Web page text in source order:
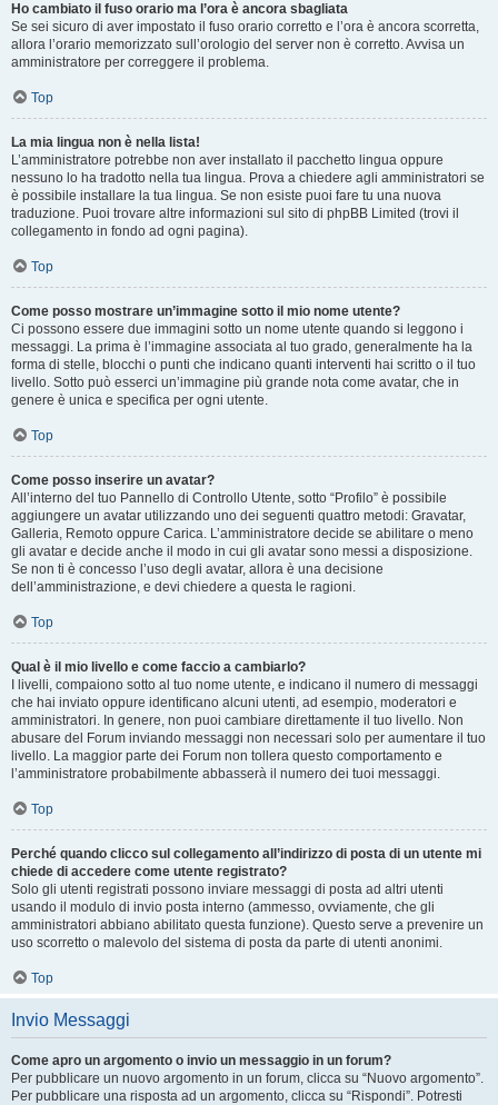
Ho cambiato il fuso orario ma l’ora è ancora sbagliata
Se sei sicuro di aver impostato il fuso orario corretto e l’ora è ancora scorretta,
allora l’orario memorizzato sull’orologio del server non è corretto. Avvisa un
amministratore per correggere il problema.
Top
La mia lingua non è nella lista!
L’amministratore potrebbe non aver installato il pacchetto lingua oppure
nessuno lo ha tradotto nella tua lingua. Prova a chiedere agli amministratori se
è possibile installare la tua lingua. Se non esiste puoi fare tu una nuova
traduzione. Puoi trovare altre informazioni sul sito di phpBB Limited (trovi il
collegamento in fondo ad ogni pagina).
Top
Come posso mostrare un’immagine sotto il mio nome utente?
Ci possono essere due immagini sotto un nome utente quando si leggono i
messaggi. La prima è l’immagine associata al tuo grado, generalmente ha la
forma di stelle, blocchi o punti che indicano quanti interventi hai scritto o il tuo
livello. Sotto può esserci un’immagine più grande nota come avatar, che in
genere è unica e specifica per ogni utente.
Top
Come posso inserire un avatar?
All’interno del tuo Pannello di Controllo Utente, sotto “Profilo” è possibile
aggiungere un avatar utilizzando uno dei seguenti quattro metodi: Gravatar,
Galleria, Remoto oppure Carica. L’amministratore decide se abilitare o meno
gli avatar e decide anche il modo in cui gli avatar sono messi a disposizione.
Se non ti è concesso l’uso degli avatar, allora è una decisione
dell’amministrazione, e devi chiedere a questa le ragioni.
Top
Qual è il mio livello e come faccio a cambiarlo?
I livelli, compaiono sotto al tuo nome utente, e indicano il numero di messaggi
che hai inviato oppure identificano alcuni utenti, ad esempio, moderatori e
amministratori. In genere, non puoi cambiare direttamente il tuo livello. Non
abusare del Forum inviando messaggi non necessari solo per aumentare il tuo
livello. La maggior parte dei Forum non tollera questo comportamento e
l’amministratore probabilmente abbasserà il numero dei tuoi messaggi.
Top
Perché quando clicco sul collegamento all’indirizzo di posta di un utente mi
chiede di accedere come utente registrato?
Solo gli utenti registrati possono inviare messaggi di posta ad altri utenti
usando il modulo di invio posta interno (ammesso, ovviamente, che gli
amministratori abbiano abilitato questa funzione). Questo serve a prevenire un
uso scorretto o malevolo del sistema di posta da parte di utenti anonimi.
Top
Invio Messaggi
Come apro un argomento o invio un messaggio in un forum?
Per pubblicare un nuovo argomento in un forum, clicca su “Nuovo argomento”.
Per pubblicare una risposta ad un argomento, clicca su “Rispondi”. Potresti